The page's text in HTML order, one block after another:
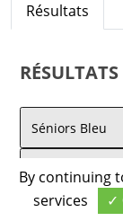
Résultats
RÉSULTATS
Séniors Bleu
#
Prénom /
By continuing
services